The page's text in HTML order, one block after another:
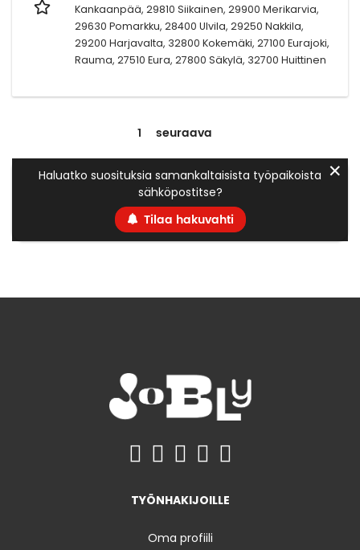
Kankaanpää, 29810 Siikainen, 29900 Merikarvia,
29630 Pomarkku, 28400 Ulvila, 29250 Nakkila,
29200 Harjavalta, 32800 Kokemäki, 27100 Eurajoki,
Rauma, 27510 Eura, 27800 Säkylä, 32700 Huittinen
1 seuraava
Haluatko suosituksia samankaltaisista työpaikoista
sähköpostitse?
Tilaa hakuvahti
✕
TYÖNHAKIJOILLE
Oma profiili